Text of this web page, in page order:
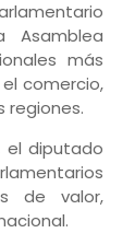
más
comercio,
regiones.
el diputado
de valor,